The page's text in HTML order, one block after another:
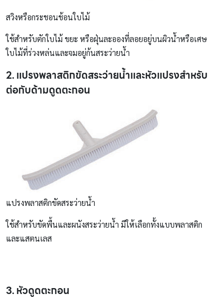
สวิงหรือกระชอนช้อนใบไม้
ใช้สำหรับตักใบไม้ ขยะ หรือฝุ่นละอองที่ลอยอยู่บนผิวน้ำหรือเศษ
ใบไม้ที่ร่วงหล่นและจมอยู่ก้นสระว่ายน้ำ
2. แปรงพลาสติกขัดสระว่ายน้ำและหัวแปรงสำหรับ
ต่อกับด้ามดูดตะกอน
แปรงพลาสติกขัดสระว่ายน้ำ
ใช้สำหรับขัดพื้นและผนังสระว่ายน้ำ มีให้เลือกทั้งแบบพลาสติก
และแสตนเลส
3. หัวดูดตะกอน